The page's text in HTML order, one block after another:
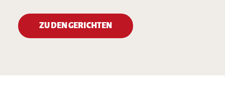
ZU DEN GERICHTEN